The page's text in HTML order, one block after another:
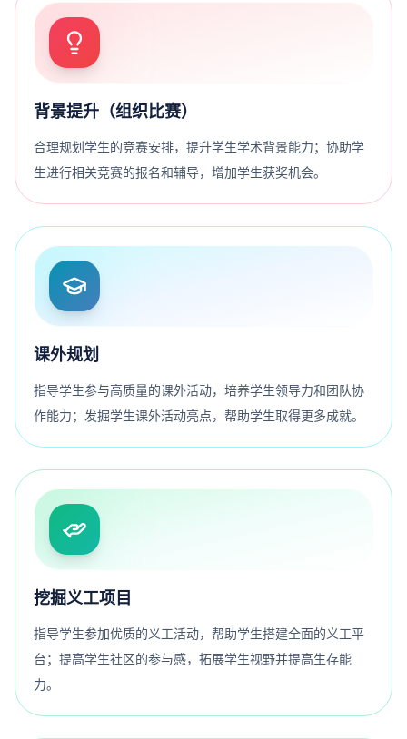
背景提升（组织比赛）
合理规划学生的竞赛安排，提升学生学术背景能力；协助学
生进行相关竞赛的报名和辅导，增加学生获奖机会。
课外规划
指导学生参与高质量的课外活动，培养学生领导力和团队协
作能力；发掘学生课外活动亮点，帮助学生取得更多成就。
挖掘义工项目
指导学生参加优质的义工活动，帮助学生搭建全面的义工平
台；提高学生社区的参与感，拓展学生视野并提高生存能
力。